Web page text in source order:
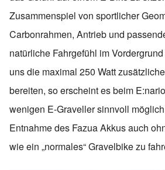
Zusammenspiel von sportlicher
Carbonrahmen, Antrieb und
natürliche Fahrgefühl im
uns die maximal 250 Watt
bereiten, so erscheint es beim
wenigen E-Graveller sinnvoll
Entnahme des Fazua Akkus auch
wie ein „normales“ Gravelbike zu